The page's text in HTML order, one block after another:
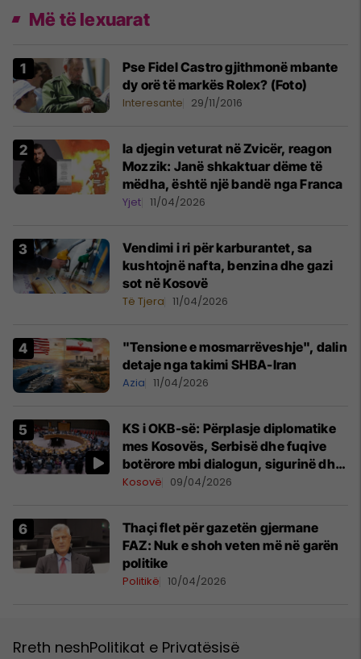
Më të lexuarat
Pse Fidel Castro gjithmonë mbante
dy orë të markës Rolex? (Foto)
Interesante 29/11/2016
Ia djegin veturat në Zvicër, reagon
Mozzik: Janë shkaktuar dëme të
mëdha, është një bandë nga Franca
Yjet 11/04/2026
Vendimi i ri për karburantet, sa
kushtojnë nafta, benzina dhe gazi
sot në Kosovë
Të Tjera 11/04/2026
"Tensione e mosmarrëveshje", dalin
detaje nga takimi SHBA-Iran
Azia 11/04/2026
KS i OKB-së: Përplasje diplomatike
mes Kosovës, Serbisë dhe fuqive
botërore mbi dialogun, sigurinë dhe
UNMIK-un
Kosovë 09/04/2026
Thaçi flet për gazetën gjermane
FAZ: Nuk e shoh veten më në garën
politike
Politikë 10/04/2026
Rreth neshPolitikat e Privatësisë